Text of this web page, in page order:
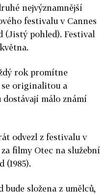
nejvýznamnější
festivalu v Cannes
(Jistý pohled). Festival
rok promítne
originalitou a
málo známí
odvezl z festivalu v
filmy Otec na služební
(1985).
složena z umělců,